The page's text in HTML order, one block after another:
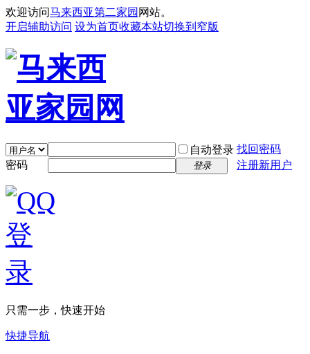
欢迎访问马来西亚第二家园 网站。
开启辅助访问 设为首页收藏本站切换到窄版
自动登录 找回密码
密码
登录 注册新用户
只需一步，快速开始
快捷导航